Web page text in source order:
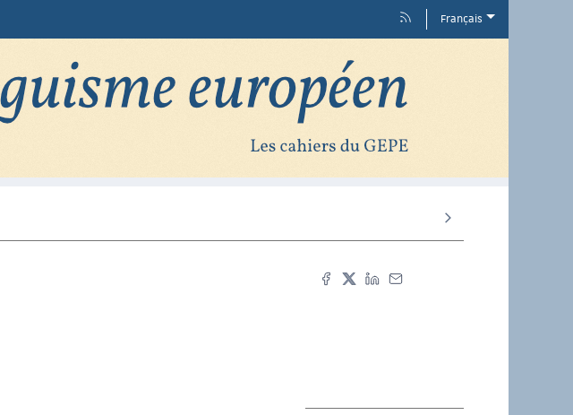
Français